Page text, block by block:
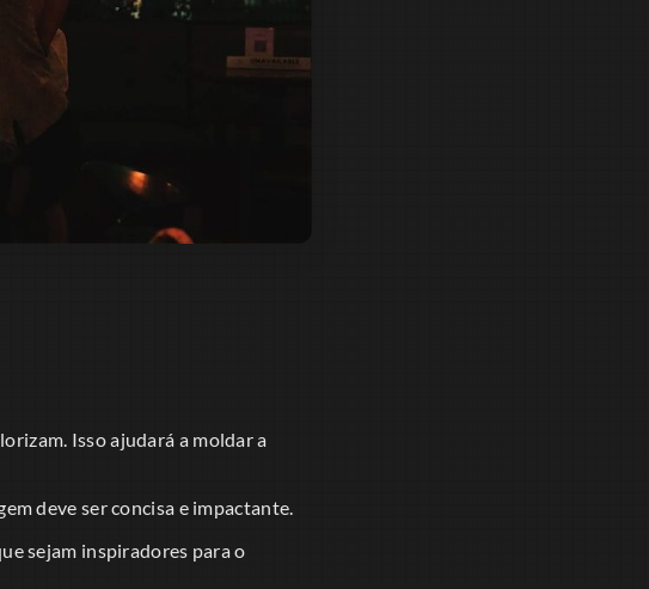
Isso ajudará a moldar a
deve ser concisa e impactante.
sejam inspiradores para o